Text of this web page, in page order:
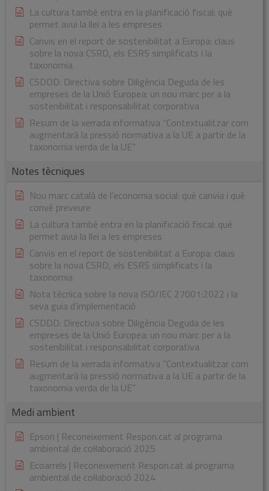
La cultura també entra en la planificació fiscal: què
permet avui la llei a les empreses
Canvis en el report de sostenibilitat a Europa: claus
sobre la nova CSRD, els ESRS simplificats i la
taxonomia
CSDDD: Directiva sobre Diligència Deguda de les
empreses de la Unió Europea: un nou marc per a la
sostenibilitat i responsabilitat corporativa
Resum de la xerrada informativa “Contextualitzar com
augmentarà la pressió normativa a la UE a partir de la
taxonomia verda de la UE”
Notes tècniques
Nou marc català de l’economia social: què canvia i què
convé preveure
La cultura també entra en la planificació fiscal: què
permet avui la llei a les empreses
Canvis en el report de sostenibilitat a Europa: claus
sobre la nova CSRD, els ESRS simplificats i la
taxonomia
Nota tècnica sobre la nova ISO/IEC 27001:2022 i la
seva guia d’implementació
CSDDD: Directiva sobre Diligència Deguda de les
empreses de la Unió Europea: un nou marc per a la
sostenibilitat i responsabilitat corporativa
Resum de la xerrada informativa “Contextualitzar com
augmentarà la pressió normativa a la UE a partir de la
taxonomia verda de la UE”
Medi ambient
Epson | Reconeixement Respon.cat al programa
ambiental de col·laboració 2025
Ecoarrels | Reconeixement Respon.cat al programa
ambiental de col·laboració 2024